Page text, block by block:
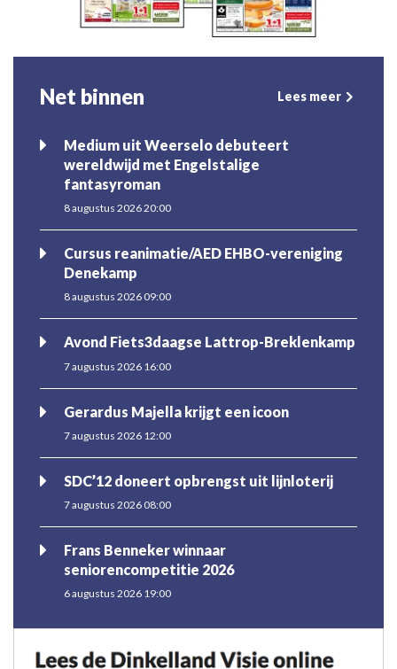
Net binnen Lees meer
Medium uit Weerselo debuteert
wereldwijd met Engelstalige
fantasyroman
8 augustus 2026 20:00
Cursus reanimatie/AED EHBO-vereniging
Denekamp
8 augustus 2026 09:00
Avond Fiets3daagse Lattrop-Breklenkamp
7 augustus 2026 16:00
Gerardus Majella krijgt een icoon
7 augustus 2026 12:00
SDC’12 doneert opbrengst uit lijnloterij
7 augustus 2026 08:00
Frans Benneker winnaar
seniorencompetitie 2026
6 augustus 2026 19:00